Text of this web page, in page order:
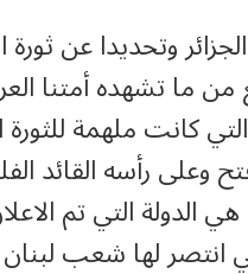
وتحديدا عن
من ما تشهده أمتنا
كانت ملهمة للثورة
رأسه القائد
هي الدولة التي تم
لها شعب لبنان